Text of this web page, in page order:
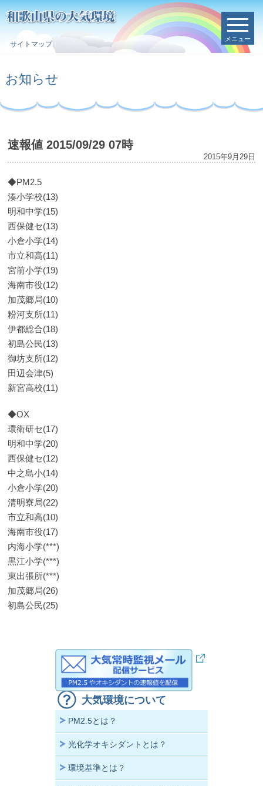
サイトマップ
メニュー
お知らせ
速報値 2015/09/29 07時
2015年9月29日
◆PM2.5
湊小学校(13)
明和中学(15)
西保健セ(13)
小倉小学(14)
市立和高(11)
宮前小学(19)
海南市役(12)
加茂郷局(10)
粉河支所(11)
伊都総合(18)
初島公民(13)
御坊支所(12)
田辺会津(5)
新宮高校(11)
◆OX
環衛研セ(17)
明和中学(20)
西保健セ(12)
中之島小(14)
小倉小学(20)
清明寮局(22)
市立和高(10)
海南市役(17)
内海小学(***)
黒江小学(***)
東出張所(***)
加茂郷局(26)
初島公民(25)
大気環境について
PM2.5とは？
光化学オキシダントとは？
環境基準とは？